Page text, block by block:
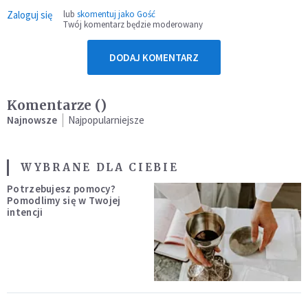
Zaloguj się lub skomentuj jako Gość
Twój komentarz będzie moderowany
DODAJ KOMENTARZ
Komentarze ()
Najnowsze Najpopularniejsze
WYBRANE DLA CIEBIE
Potrzebujesz pomocy?
Pomodlimy się w Twojej
intencji